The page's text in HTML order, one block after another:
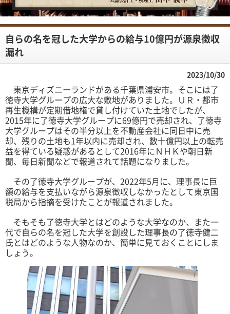
自らの名を冠した大学からの給与10億円が源泉徴収
漏れ
2023/10/30
東京ディズニーランドがある千葉県浦安市。そこには了
徳寺大学グループの広大な敷地がありました。ＵＲ・都市
再生機構が定期借地権で貸し付けていた土地でしたが、
2015年に了徳寺大学グループに69億円で売却され、了徳寺
大学グループはその半分以上を不動産会社に同日中に売
却、残りの土地も1年以内に売却され、数十億円以上の転売
益を得ている疑惑があるとして2016年にＮＨＫや朝日新
聞、毎日新聞などで報道されて話題になりました。
その了徳寺大学グループが、2022年5月に、理事長に巨
額の給与を支払いながら源泉徴収しなかったとして東京国
税局から指摘を受けたことが報道されました。
そもそも了徳寺大学とはどのような大学なのか、また一
代で自らの名を冠した大学を創設した理事長の了徳寺健二
氏とはどのような人物なのか、簡単に見ておくことにしま
しょう。